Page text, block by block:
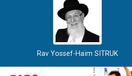
Rav Yossef-Haïm SITRUK